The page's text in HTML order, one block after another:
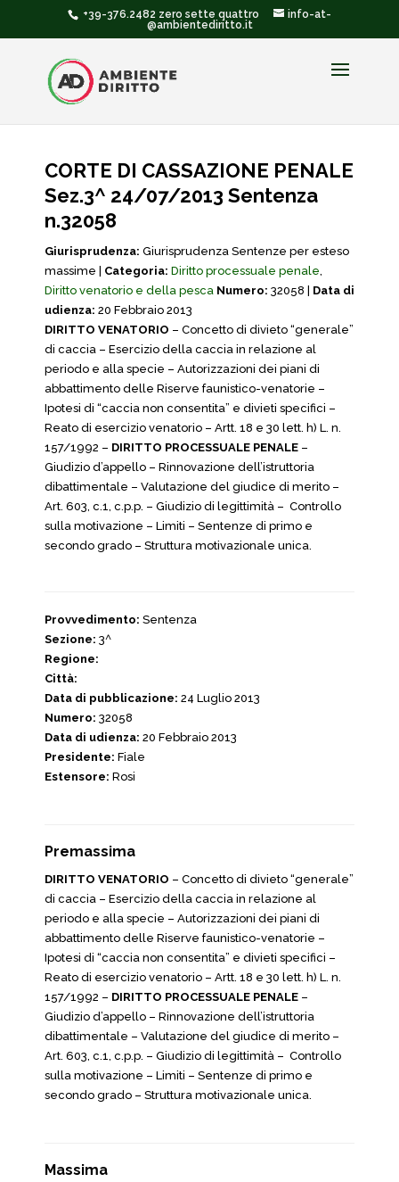
+39-376.2482 zero sette quattro
info-at-
@ambientediritto.it
CORTE DI CASSAZIONE PENALE
Sez.3^ 24/07/2013 Sentenza
n.32058
Giurisprudenza: Giurisprudenza Sentenze per esteso
massime | Categoria: Diritto processuale penale,
Diritto venatorio e della pesca Numero: 32058 | Data di
udienza: 20 Febbraio 2013
DIRITTO VENATORIO – Concetto di divieto “generale”
di caccia – Esercizio della caccia in relazione al
periodo e alla specie – Autorizzazioni dei piani di
abbattimento delle Riserve faunistico-venatorie –
Ipotesi di “caccia non consentita” e divieti specifici –
Reato di esercizio venatorio – Artt. 18 e 30 lett. h) L. n.
157/1992 – DIRITTO PROCESSUALE PENALE –
Giudizio d’appello – Rinnovazione dell’istruttoria
dibattimentale – Valutazione del giudice di merito –
Art. 603, c.1, c.p.p. – Giudizio di legittimità – Controllo
sulla motivazione – Limiti – Sentenze di primo e
secondo grado – Struttura motivazionale unica.
Provvedimento: Sentenza
Sezione: 3^
Regione:
Città:
Data di pubblicazione: 24 Luglio 2013
Numero: 32058
Data di udienza: 20 Febbraio 2013
Presidente: Fiale
Estensore: Rosi
Premassima
DIRITTO VENATORIO – Concetto di divieto “generale”
di caccia – Esercizio della caccia in relazione al
periodo e alla specie – Autorizzazioni dei piani di
abbattimento delle Riserve faunistico-venatorie –
Ipotesi di “caccia non consentita” e divieti specifici –
Reato di esercizio venatorio – Artt. 18 e 30 lett. h) L. n.
157/1992 – DIRITTO PROCESSUALE PENALE –
Giudizio d’appello – Rinnovazione dell’istruttoria
dibattimentale – Valutazione del giudice di merito –
Art. 603, c.1, c.p.p. – Giudizio di legittimità – Controllo
sulla motivazione – Limiti – Sentenze di primo e
secondo grado – Struttura motivazionale unica.
Massima